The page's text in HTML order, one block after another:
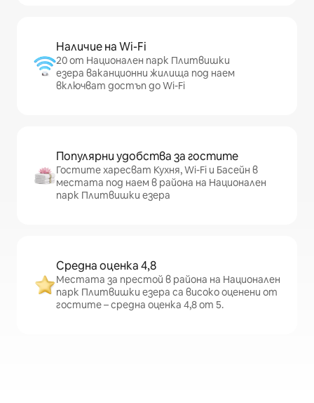
Наличие на Wi-Fi
20 от Национален парк Плитвишки
езера ваканционни жилища под наем
включват достъп до Wi-Fi
Популярни удобства за гостите
Гостите харесват Кухня, Wi-Fi и Басейн в
местата под наем в района на Национален
парк Плитвишки езера
Средна оценка 4,8
Местата за престой в района на Национален
парк Плитвишки езера са високо оценени от
гостите – средна оценка 4,8 от 5.